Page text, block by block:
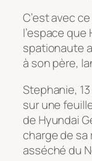
C’est avec
l’espace que
spationaute
à son père,
Stephanie,
sur une
de Hyundai
charge de
asséché du